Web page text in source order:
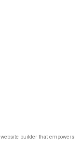
website builder that empowers